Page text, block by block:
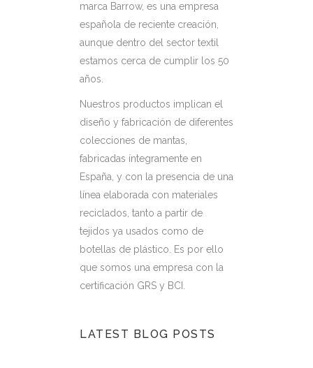
marca Barrow, es una empresa
española de reciente creación,
aunque dentro del sector textil
estamos cerca de cumplir los 50
años.
Nuestros productos implican el
diseño y fabricación de diferentes
colecciones de mantas,
fabricadas íntegramente en
España, y con la presencia de una
línea elaborada con materiales
reciclados, tanto a partir de
tejidos ya usados como de
botellas de plástico. Es por ello
que somos una empresa con la
certificación GRS y BCI.
LATEST BLOG POSTS